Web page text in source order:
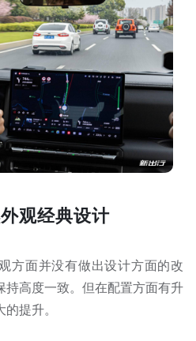
观经典设计
方面并没有做出设计方面的改
持高度一致。但在配置方面有升
提升。